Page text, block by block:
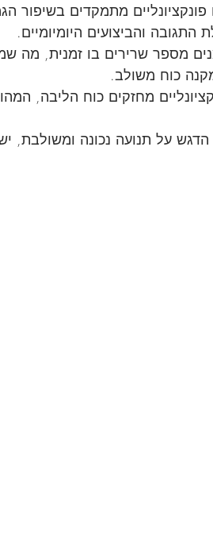
פונקציונליים מתמקדים בשיפור
והביצועים היומיומיים.
מספר שרירים בו זמנית, מה
כוח משולב.
מחזקים כוח הליבה,
הדגש על תנועה נכונה ומשולבת,